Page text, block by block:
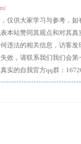
仅供大家学习与参考，如
本站赞同其观点和对其真
违法的相关信息，访客发
效，请联系我们我们会第